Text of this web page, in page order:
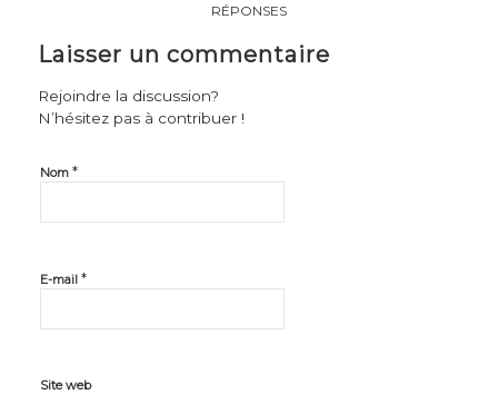
RÉPONSES
Laisser un commentaire
Rejoindre la discussion?
N’hésitez pas à contribuer !
Nom *
E-mail *
Site web